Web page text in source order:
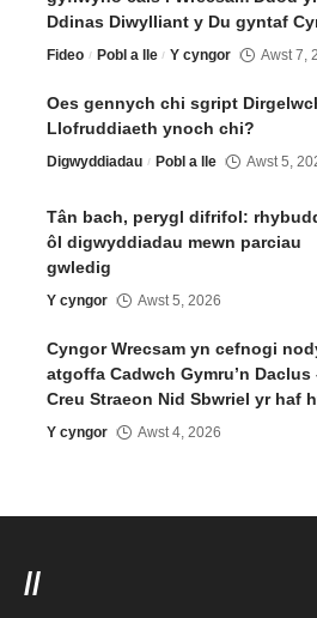
Ddinas Diwylliant y Du gyntaf
Fideo Pobl a lle Y cyngor Awst 7,
Oes gennych chi sgript
Llofruddiaeth ynoch chi?
Digwyddiadau Pobl a lle Awst 5,
Tân bach, perygl difrifol:
ôl digwyddiadau mewn parciau
gwledig
Y cyngor Awst 5, 2026
Cyngor Wrecsam yn cefnogi
atgoffa Cadwch Gymru’n Daclus
Creu Straeon Nid Sbwriel yr haf
Y cyngor Awst 4, 2026
//